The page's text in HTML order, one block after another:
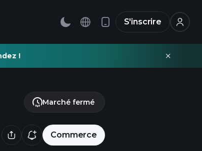
S'inscrire
!
Commerce
Marché fermé